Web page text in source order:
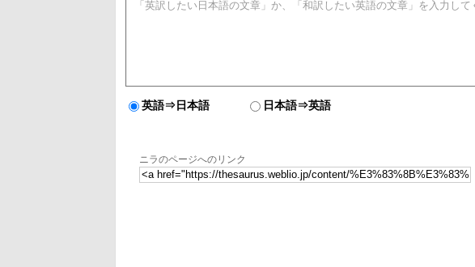
英語⇒日本語 日本語⇒英語
ニラのページへのリンク